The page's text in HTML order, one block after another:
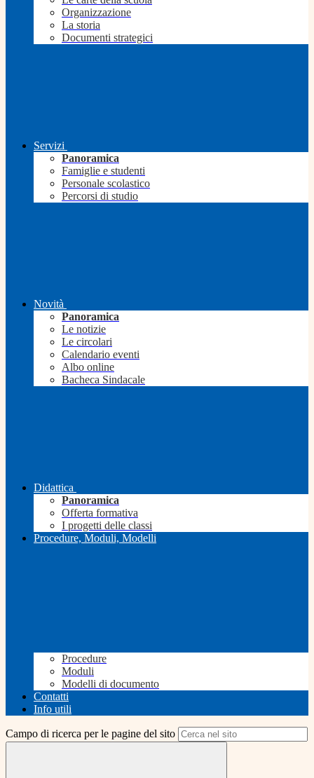
Organizzazione
La storia
Documenti strategici
Servizi
Panoramica
Famiglie e studenti
Personale scolastico
Percorsi di studio
Novità
Panoramica
Le notizie
Le circolari
Calendario eventi
Albo online
Bacheca Sindacale
Didattica
Panoramica
Offerta formativa
I progetti delle classi
Procedure, Moduli, Modelli
Procedure
Moduli
Modelli di documento
Contatti
Info utili
Campo di ricerca per le pagine del sito